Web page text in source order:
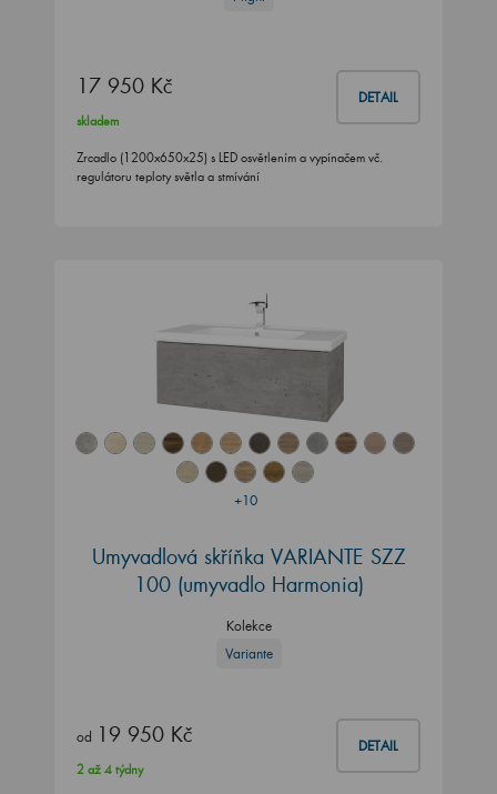
17 950 Kč DETAIL
skladem
Zrcadlo (1200x650x25) s LED osvětlením a vypínačem vč.
regulátoru teploty světla a stmívání
+10
Umyvadlová skříňka VARIANTE SZZ
100 (umyvadlo Harmonia)
Kolekce
Variante
od 19 950 Kč DETAIL
2 až 4 týdny